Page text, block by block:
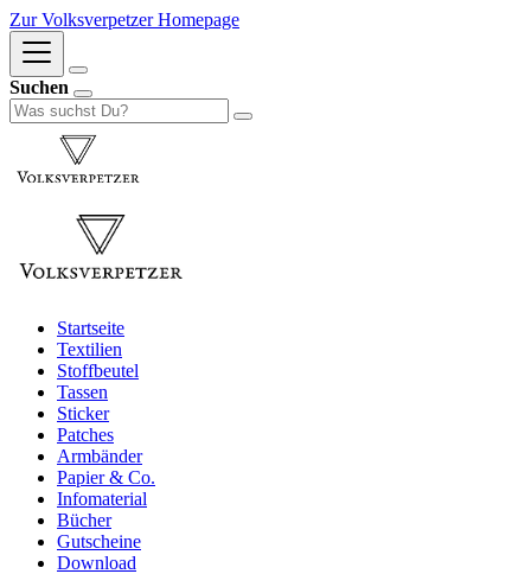
Zur Volksverpetzer Homepage
Suchen
Startseite
Textilien
Stoffbeutel
Tassen
Sticker
Patches
Armbänder
Papier & Co.
Infomaterial
Bücher
Gutscheine
Download